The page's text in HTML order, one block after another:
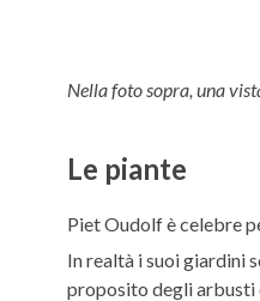
Nella foto sopra, una
Le piante
Piet Oudolf è celebre
In realtà i suoi giardini
proposito degli arbusti